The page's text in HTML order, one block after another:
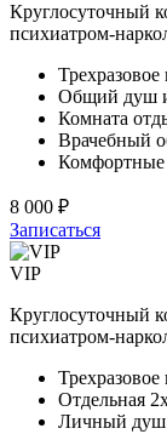
Круглосуточный
психиатром-
Трехразовое
Общий душ и
Комната
Врачебный
Комфортные
8 000 ₽
Записаться
VIP
Круглосуточный
психиатром-
Трехразовое
Отдельная
Личный душ